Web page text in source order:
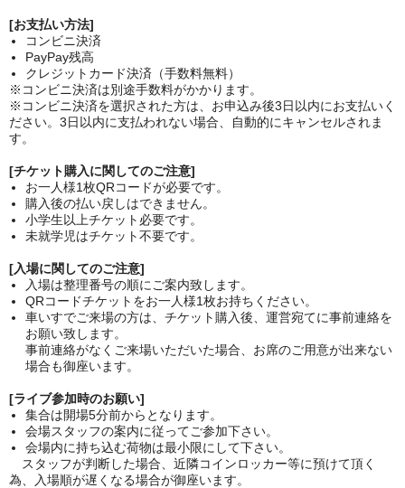
[お支払い方法]
コンビニ決済
PayPay残高
クレジットカード決済（手数料無料）
※コンビニ決済は別途手数料がかかります。
※コンビニ決済を選択された方は、お申込み後3日以内にお支払いく
ださい。3日以内に支払われない場合、自動的にキャンセルされま
す。
[チケット購入に関してのご注意]
お一人様1枚QRコードが必要です。
購入後の払い戻しはできません。
小学生以上チケット必要です。
未就学児はチケット不要です。
[入場に関してのご注意]
入場は整理番号の順にご案内致します。
QRコードチケットをお一人様1枚お持ちください。
車いすでご来場の方は、チケット購入後、運営宛てに事前連絡を
お願い致します。
事前連絡がなくご来場いただいた場合、お席のご用意が出来ない
場合も御座います。
[ライブ参加時のお願い]
集合は開場5分前からとなります。
会場スタッフの案内に従ってご参加下さい。
会場内に持ち込む荷物は最小限にして下さい。
スタッフが判断した場合、近隣コインロッカー等に預けて頂く
為、入場順が遅くなる場合が御座います。